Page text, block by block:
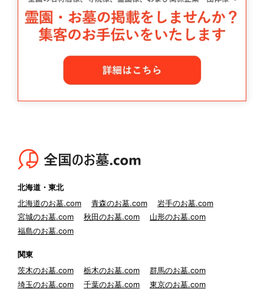
北海道・東北
北海道のお墓.com
青森のお墓.com
岩手のお墓.com
宮城のお墓.com
秋田のお墓.com
山形のお墓.com
福島のお墓.com
関東
茨木のお墓.com
栃木のお墓.com
群馬のお墓.com
埼玉のお墓.com
千葉のお墓.com
東京のお墓.com